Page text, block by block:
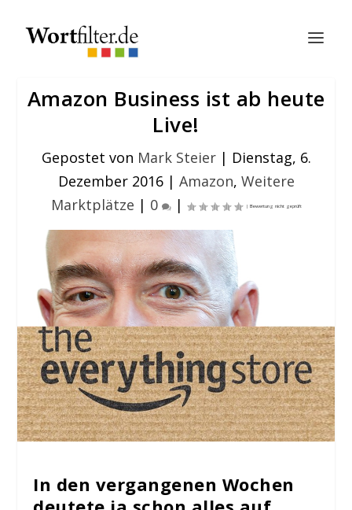
Amazon Business ist ab heute
Live!
Gepostet von Mark Steier| Dienstag, 6.
Dezember 2016| Amazon, Weitere
Marktplätze | 0 |
In den vergangenen Wochen